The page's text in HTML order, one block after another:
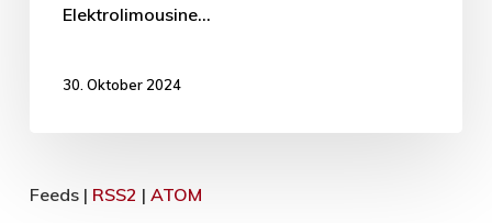
Elektrolimousine…
30. Oktober 2024
Feeds | RSS2 | ATOM